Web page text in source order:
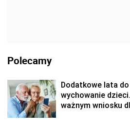
Polecamy
Dodatkowe lata
wychowanie
ważnym wniosku